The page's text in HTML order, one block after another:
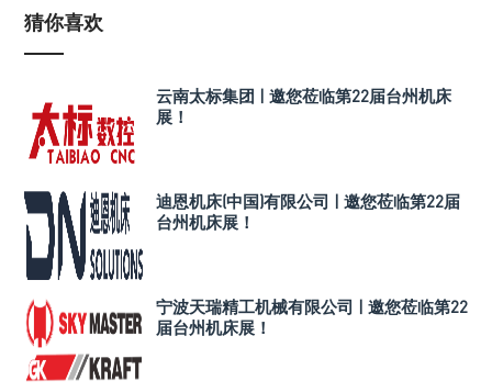
猜你喜欢
云南太标集团 | 邀您莅临第22届台州机床
展！
迪恩机床(中国)有限公司 | 邀您莅临第22届
台州机床展！
宁波天瑞精工机械有限公司 | 邀您莅临第22
届台州机床展！